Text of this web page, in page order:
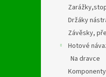
Držáky
Závěsky,
Hotové
Na dravce